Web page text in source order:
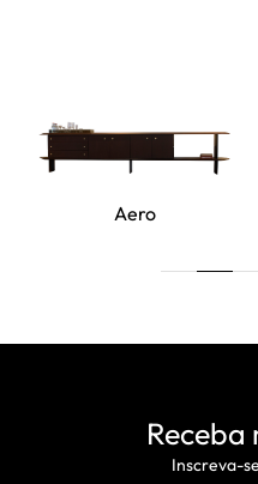
Aero
Inscreva-